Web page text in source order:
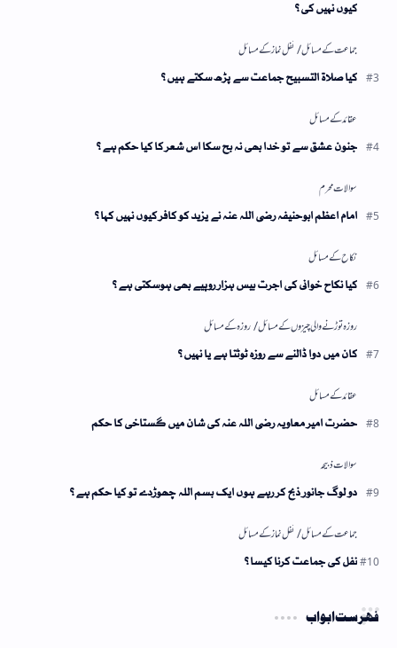
کیوں نہیں کی؟
کیا صلاۃ التسبیح جماعت سے پڑھ سکتے ہیں؟
جنون عشق سے تو خدا بھی نہ بچ سکا اس شعر کا کیا حکم ہے؟
امام اعظم ابوحنیفہ رضی اللہ عنہ نے یزید کو کافر کیوں نہیں کہا؟
کیا نکاح خوانی کی اجرت بیس ہزار روپیے بھی ہوسکتی ہے؟
کان میں دوا ڈالنے سے روزہ ٹوٹتا ہے یا نہیں؟
حضرت امیر معاویہ رضی اللہ عنہ کی شان میں گستاخی کا حکم
دو لوگ جانور ذبح کر رہے ہوں ایک بسم اللہ چھوڑدے تو کیا حکم ہے؟
نفل کی جماعت کرنا کیسا؟
فہرست ابواب